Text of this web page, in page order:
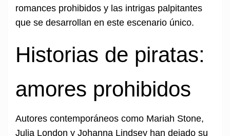
romances prohibidos y las intrigas palpitantes
que se desarrollan en este escenario único.
Historias de piratas:
amores prohibidos
Autores contemporáneos como Mariah Stone,
Julia London y Johanna Lindsey han dejado su